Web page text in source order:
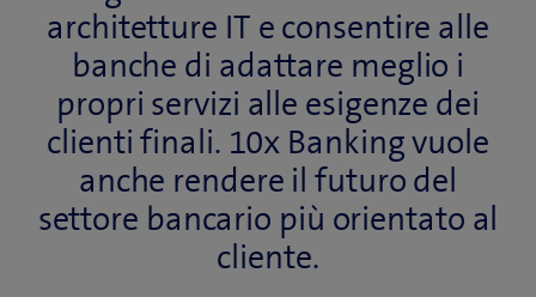
architetture IT e consentire alle
banche di adattare meglio i
propri servizi alle esigenze dei
clienti finali. 10x Banking vuole
anche rendere il futuro del
settore bancario più orientato al
cliente.